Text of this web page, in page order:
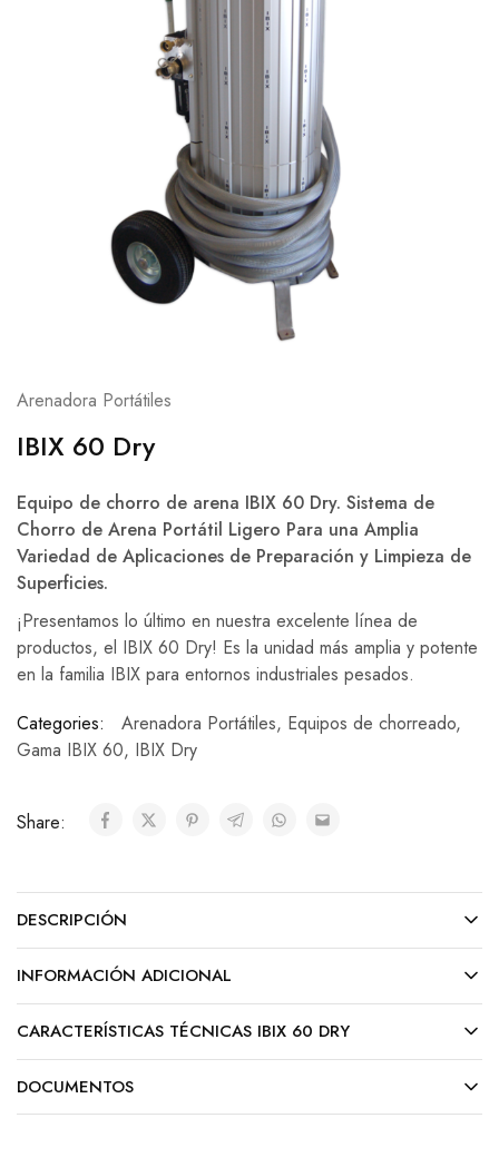
Arenadora Portátiles
IBIX 60 Dry
Equipo de chorro de arena IBIX 60 Dry. Sistema de
Chorro de Arena Portátil Ligero Para una Amplia
Variedad de Aplicaciones de Preparación y Limpieza de
Superficies.
¡Presentamos lo último en nuestra excelente línea de
productos, el IBIX 60 Dry! Es la unidad más amplia y potente
en la familia IBIX para entornos industriales pesados.
Categories:
Arenadora Portátiles, Equipos de chorreado,
Gama IBIX 60, IBIX Dry
Share:
DESCRIPCIÓN
INFORMACIÓN ADICIONAL
CARACTERÍSTICAS TÉCNICAS IBIX 60 DRY
DOCUMENTOS